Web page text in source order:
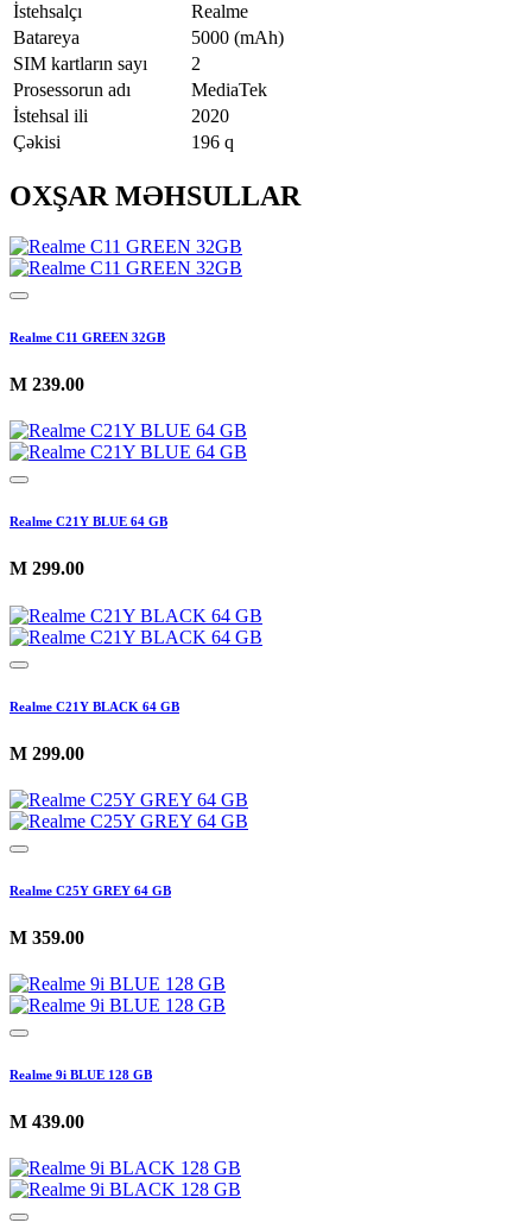
İstehsalçı
Realme
Batareya
5000 (mAh)
SIM kartların sayı
2
Prosessorun adı
MediaTek
İstehsal ili
2020
Çəkisi
196 q
OXŞAR MƏHSULLAR
Realme C11 GREEN 32GB
M 239.00
Realme C21Y BLUE 64 GB
M 299.00
Realme C21Y BLACK 64 GB
M 299.00
Realme C25Y GREY 64 GB
M 359.00
Realme 9i BLUE 128 GB
M 439.00